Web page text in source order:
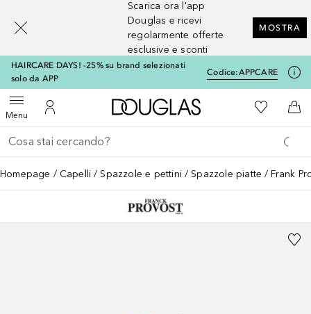
Scarica ora l'app
Douglas e ricevi
regolarmente offerte
esclusive e sconti
MOSTRA
HAIRCARE DAYS! -25% su brand selezionati
solo da APP
Codice:APPCARE
MenuApri menuAl Mio Account
A Douglas HomeAlla Mia
Al
Torna indietro
Esegui ricerca
Homepage Capelli Spazzole e pettini Spazzole piatte Frank
[navigation.slideout.screenreader]